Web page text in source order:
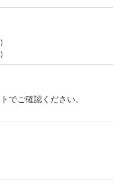
でご確認ください。